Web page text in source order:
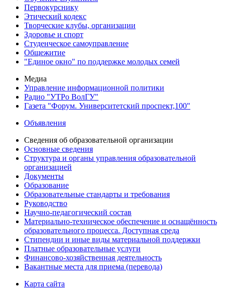
Первокурснику
Этический кодекс
Творческие клубы, организации
Здоровье и спорт
Студенческое самоуправление
Общежитие
"Единое окно" по поддержке молодых семей
Медиа
Управление информационной политики
Радио "УТРо ВолГУ"
Газета "Форум. Университетский проспект,100"
Объявления
Сведения об образовательной организации
Основные сведения
Структура и органы управления образовательной
организацией
Документы
Образование
Образовательные стандарты и требования
Руководство
Научно-педагогический состав
Материально-техническое обеспечение и оснащённость
образовательного процесса. Доступная среда
Стипендии и иные виды материальной поддержки
Платные образовательные услуги
Финансово-хозяйственная деятельность
Вакантные места для приема (перевода)
Карта сайта